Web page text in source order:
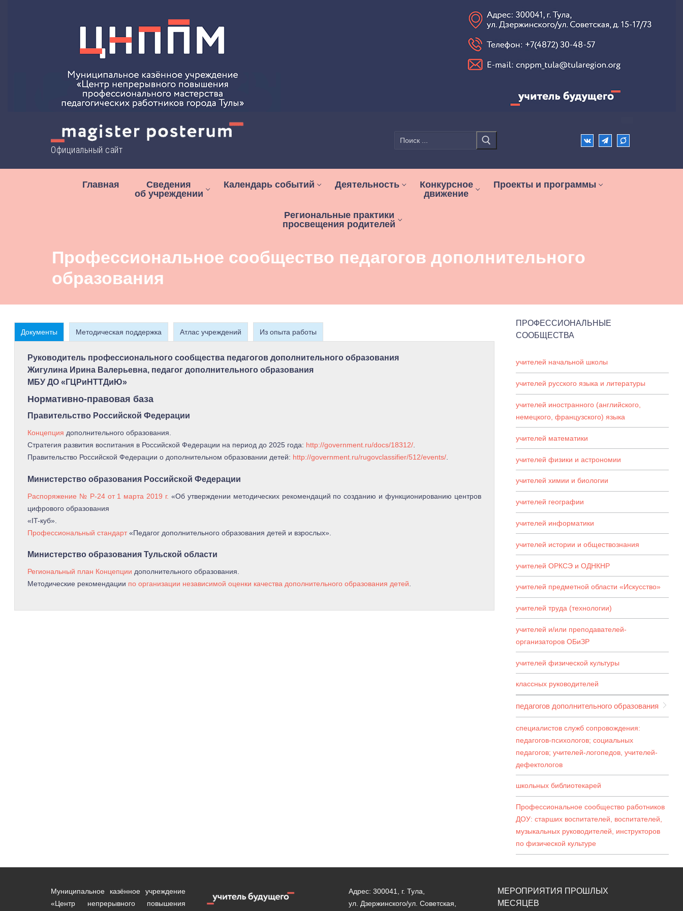
Официальный сайт
Найти:
Главная
Сведения
об учреждении
Календарь событий Деятельность
Конкурсное
движение
Проекты и программы
Региональные практики
просвещения родителей
Профессиональное сообщество педагогов дополнительного
образования
Документы Методическая поддержка Атлас учреждений Из опыта работы
Руководитель профессионального сообщества педагогов дополнительного образования
Жигулина Ирина Валерьевна, педагог дополнительного образования
МБУ ДО «ГЦРиНТТДиЮ»
Нормативно-правовая база
Правительство Российской Федерации
Концепция дополнительного образования.
Стратегия развития воспитания в Российской Федерации на период до 2025 года: http://government.ru/docs/18312/
Правительство Российской Федерации о дополнительном образовании детей: http://government.ru/rugovclassifier/512/events/
Министерство образования Российской Федерации
Распоряжение № Р-24 от 1 марта 2019 г. «Об утверждении методических рекомендаций по созданию и функционированию центров
цифрового образования
«IT-куб».
Профессиональный стандарт«Педагог дополнительного образования детей и взрослых».
Министерство образования Тульской области
Региональный план Концепции дополнительного образования.
Методические рекомендации по организации независимой оценки качества дополнительного образования детей
ПРОФЕССИОНАЛЬНЫЕ
СООБЩЕСТВА
учителей начальной школы
учителей русского языка и литературы
учителей иностранного (английского,
немецкого, французского) языка
учителей математики
учителей физики и астрономии
учителей химии и биологии
учителей географии
учителей информатики
учителей истории и обществознания
учителей ОРКСЭ и ОДНКНР
учителей предметной области «Искусство»
учителей труда (технологии)
учителей и/или преподавателей-
организаторов ОБиЗР
учителей физической культуры
классных руководителей
педагогов дополнительного образования
специалистов служб сопровождения:
педагогов-психологов; социальных
педагогов; учителей-логопедов, учителей-
дефектологов
школьных библиотекарей
Профессиональное сообщество работников
ДОУ: старших воспитателей, воспитателей,
музыкальных руководителей, инструкторов
по физической культуре
Муниципальное казённое учреждение
«Центр непрерывного повышения
Адрес: 300041, г. Тула,
ул. Дзержинского/ул. Советская,
МЕРОПРИЯТИЯ ПРОШЛЫХ
МЕСЯЦЕВ